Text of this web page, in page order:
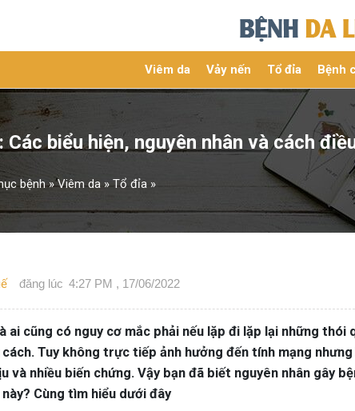
Viêm da Vảy nến Tổ đỉa Bệnh
Các biểu hiện, nguyên nhân và cách
bệnh»Viêm da »Tổ đỉa »
đăng lúc 4:27 PM , 17/06/2022
ai cũng có nguy cơ mắc phải nếu lặp đi lặp lại những thói
Tuy không trực tiếp ảnh hưởng đến tính mạng
và nhiều biến chứng. Vậy bạn đã biết nguyên nhân gây
Cùng tìm hiểu dưới đây